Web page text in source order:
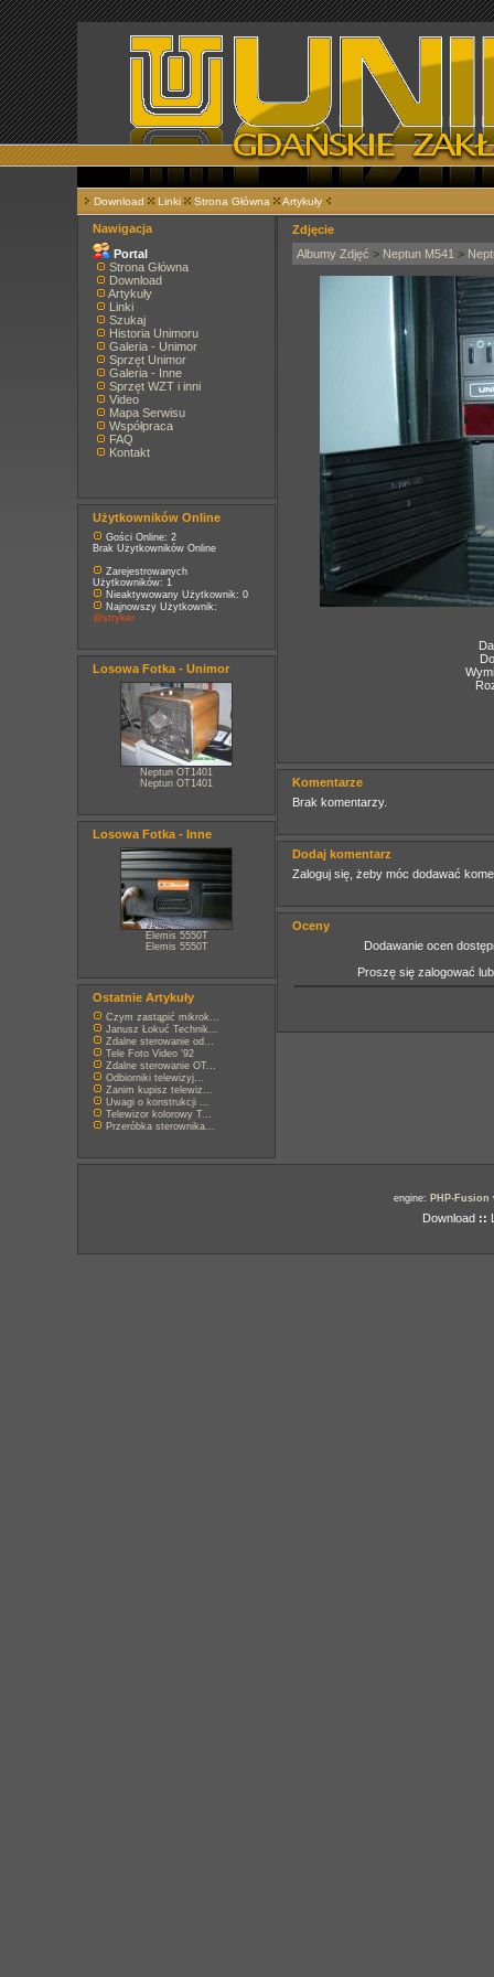
Download Linki Strona Główna Artykuły
Nawigacja
Portal
Strona Główna
Download
Artykuły
Linki
Szukaj
Historia Unimoru
Galeria - Unimor
Sprzęt Unimor
Galeria - Inne
Sprzęt WZT i inni
Video
Mapa Serwisu
Współpraca
FAQ
Kontakt
Użytkowników Online
Gości Online: 2
Brak Użytkowników Online
Zarejestrowanych
Użytkowników: 1
Nieaktywowany Użytkownik: 0
Najnowszy Użytkownik:
@stryker
Losowa Fotka - Unimor
Neptun OT1401
Neptun OT1401
Losowa Fotka - Inne
Elemis 5550T
Elemis 5550T
Ostatnie Artykuły
Czym zastąpić mikrok...
Janusz Łokuć Technik...
Zdalne sterowanie od...
Tele Foto Video '92
Zdalne sterowanie OT...
Odbiorniki telewizyj...
Zanim kupisz telewiz...
Uwagi o konstrukcji ...
Telewizor kolorowy T...
Przeróbka sterownika...
Zdjęcie
Albumy Zdjęć > Neptun M541 >
Komentarze
Brak komentarzy.
Dodaj komentarz
Zaloguj się, żeby móc dodawać
Oceny
Dodawanie ocen
Proszę się zalogować
engine: PHP-Fusion
Download ::